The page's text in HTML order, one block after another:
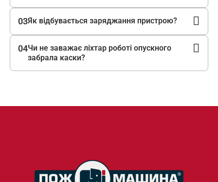
03Як відбувається заряджання пристрою?
04Чи не заважає ліхтар роботі опускного
забрала каски?